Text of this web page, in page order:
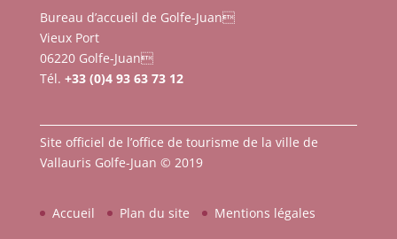
Bureau d’accueil de Golfe-Juan
Vieux Port
06220 Golfe-Juan
Tél. +33 (0)4 93 63 73 12
Site officiel de l’office de tourisme de la ville de
Vallauris Golfe-Juan © 2019
Accueil Plan du site Mentions légales